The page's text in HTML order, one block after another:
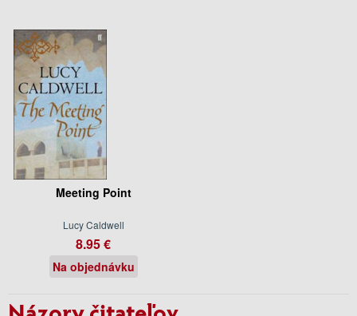
Meeting Point
Lucy Caldwell
8.95 €
Na objednávku